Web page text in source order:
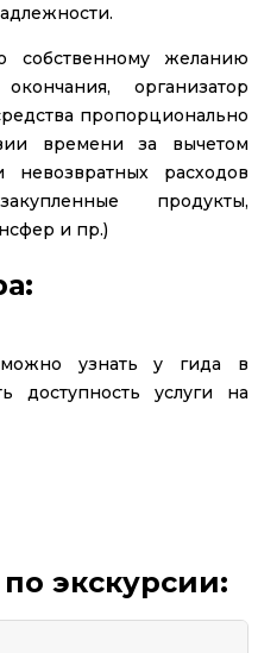
собственному желанию
организатор
пропорционально
времени за вычетом
расходов
продукты,
и пр.)
можно узнать у гида в
доступность услуги на
экскурсии: